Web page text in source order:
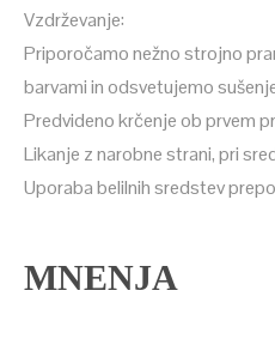
Vzdrževanje:
Priporočamo nežno strojno
barvami in odsvetujemo
Predvideno krčenje ob prvem
Likanje z narobne strani, pri
Uporaba belilnih sredstev
MNENJA